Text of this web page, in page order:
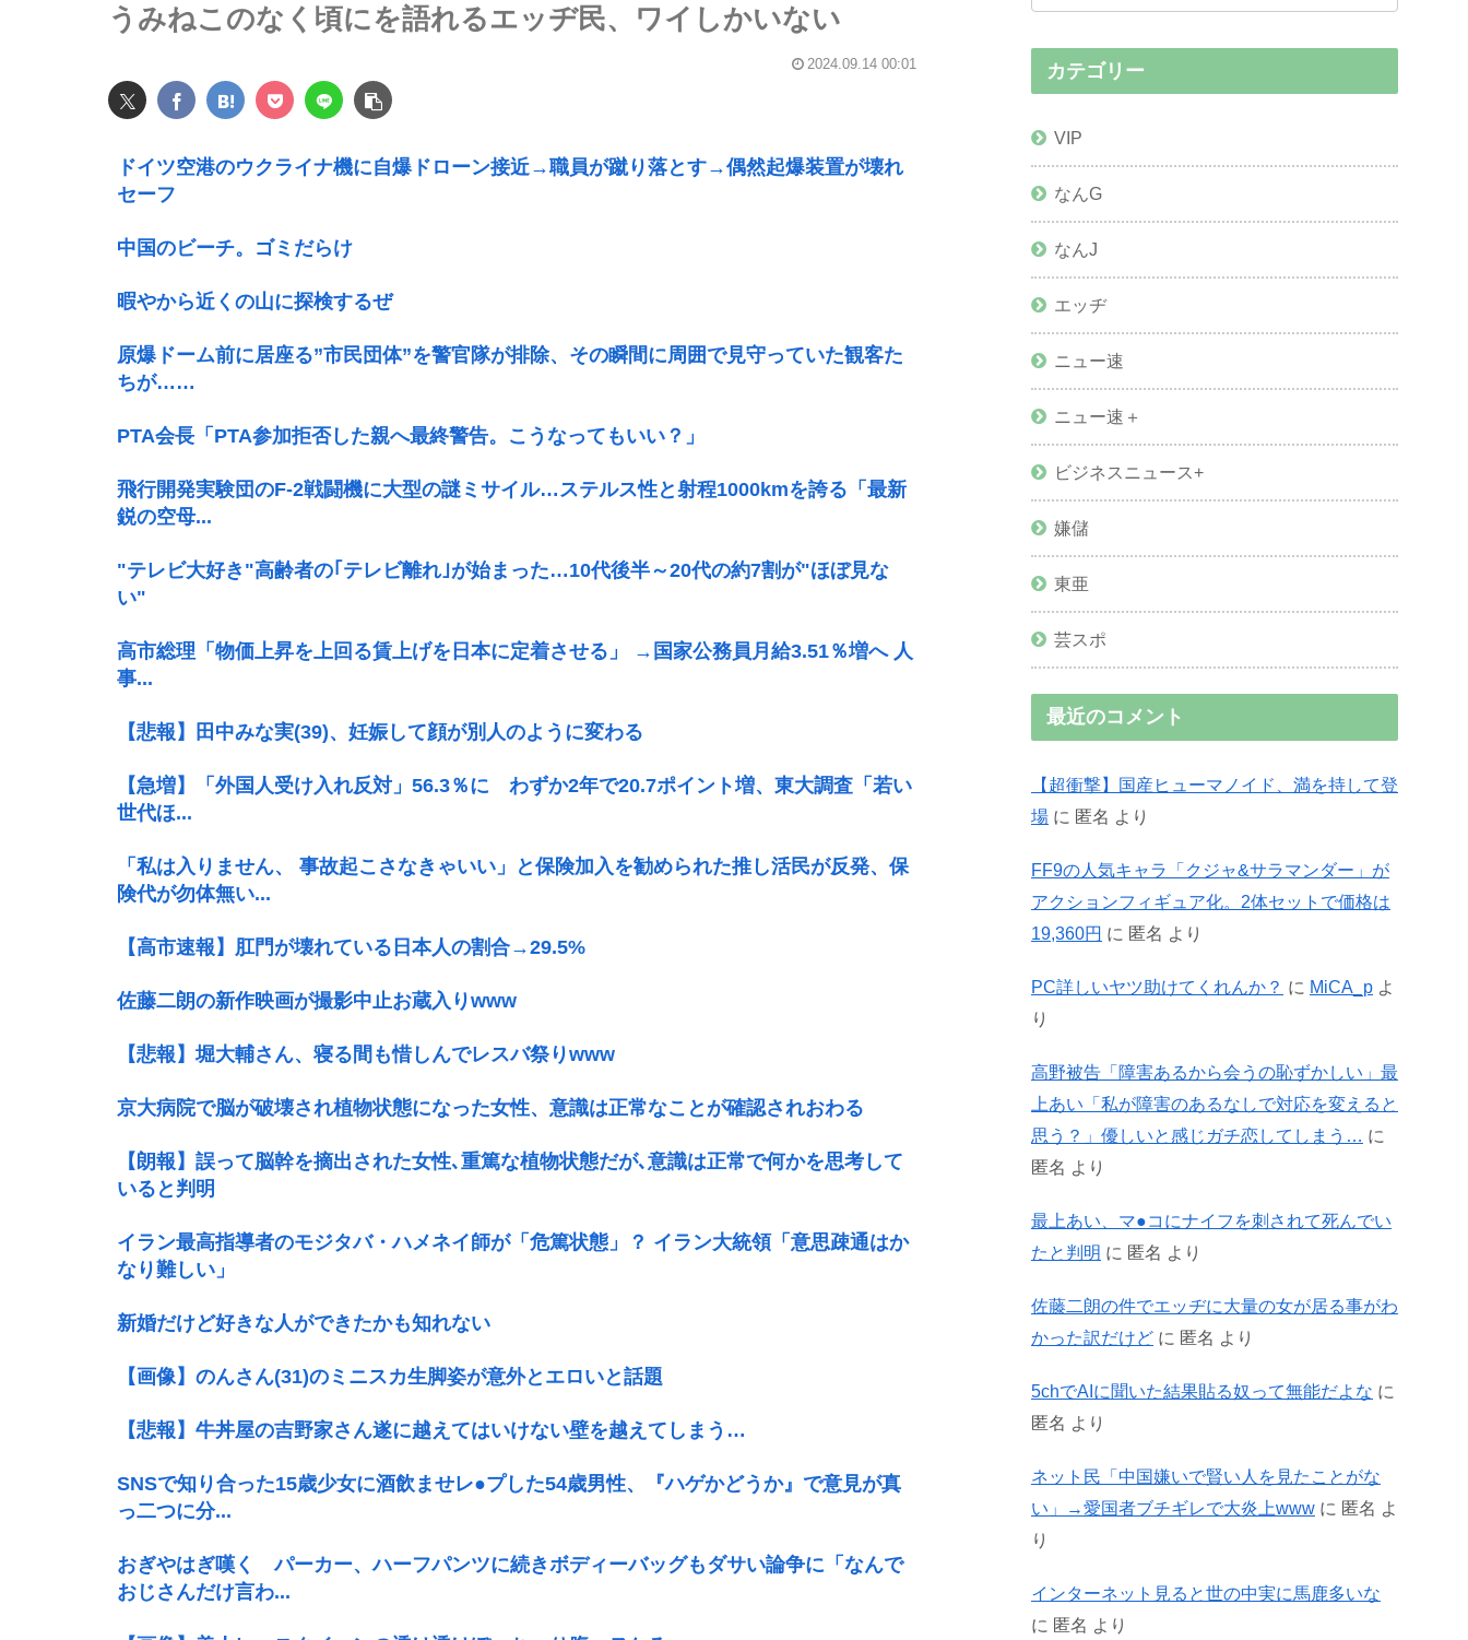
うみねこのなく頃にを語れるエッヂ民、ワイしかいない
2024.09.14 00:01
ドイツ空港のウクライナ機に自爆ドローン接近→職員が蹴り落とす→偶然起爆装置が壊れ
セーフ
中国のビーチ。ゴミだらけ
暇やから近くの山に探検するぜ
原爆ドーム前に居座る”市民団体”を警官隊が排除、その瞬間に周囲で見守っていた観客た
ちが……
PTA会長「PTA参加拒否した親へ最終警告。こうなってもいい？」
飛行開発実験団のF-2戦闘機に大型の謎ミサイル…ステルス性と射程1000kmを誇る「最新
鋭の空母...
"テレビ大好き"高齢者の｢テレビ離れ｣が始まった…10代後半～20代の約7割が"ほぼ見な
い"
高市総理「物価上昇を上回る賃上げを日本に定着させる」 →国家公務員月給3.51％増へ 人
事...
【悲報】田中みな実(39)、妊娠して顔が別人のように変わる
【急増】「外国人受け入れ反対」56.3％に わずか2年で20.7ポイント増、東大調査「若い
世代ほ...
「私は入りません、 事故起こさなきゃいい」と保険加入を勧められた推し活民が反発、保
険代が勿体無い...
【高市速報】肛門が壊れている日本人の割合→29.5%
佐藤二朗の新作映画が撮影中止お蔵入りwww
【悲報】堀大輔さん、寝る間も惜しんでレスバ祭りwww
京大病院で脳が破壊され植物状態になった女性、意識は正常なことが確認されおわる
【朗報】誤って脳幹を摘出された女性､重篤な植物状態だが､意識は正常で何かを思考して
いると判明
イラン最高指導者のモジタバ・ハメネイ師が「危篤状態」？ イラン大統領「意思疎通はか
なり難しい」
新婚だけど好きな人ができたかも知れない
【画像】のんさん(31)のミニスカ生脚姿が意外とエロいと話題
【悲報】牛丼屋の吉野家さん遂に越えてはいけない壁を越えてしまう…
SNSで知り合った15歳少女に酒飲ませレ●プした54歳男性、『ハゲかどうか』で意見が真
っ二つに分...
おぎやはぎ嘆く パーカー、ハーフパンツに続きボディーバッグもダサい論争に「なんで
おじさんだけ言わ...
カテゴリー
VIP
なんG
なんJ
エッヂ
ニュー速
ニュー速＋
ビジネスニュース+
嫌儲
東亜
芸スポ
最近のコメント
【超衝撃】国産ヒューマノイド、満を持して登
場 に 匿名 より
FF9の人気キャラ「クジャ&サラマンダー」が
アクションフィギュア化。2体セットで価格は
19,360円 に 匿名 より
PC詳しいヤツ助けてくれんか？ に MiCA_p よ
り
高野被告「障害あるから会うの恥ずかしい」最
上あい「私が障害のあるなしで対応を変えると
思う？」優しいと感じガチ恋してしまう…
に
匿名 より
最上あい、マ●コにナイフを刺されて死んでい
たと判明 に 匿名 より
佐藤二朗の件でエッヂに大量の女が居る事がわ
かった訳だけど に 匿名 より
5chでAIに聞いた結果貼る奴って無能だよな に
匿名 より
ネット民「中国嫌いで賢い人を見たことがな
い」→愛国者ブチギレで大炎上www に 匿名 よ
り
インターネット見ると世の中実に馬鹿多いな
に 匿名 より